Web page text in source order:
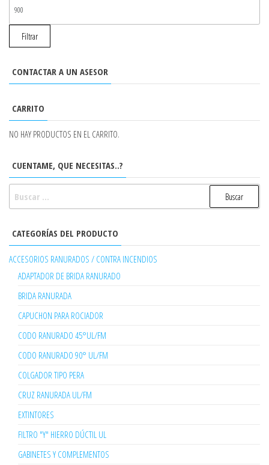
Filtrar
CONTACTAR A UN ASESOR
CARRITO
NO HAY PRODUCTOS EN EL CARRITO.
CUENTAME, QUE NECESITAS..?
CATEGORÍAS DEL PRODUCTO
ACCESORIOS RANURADOS / CONTRA INCENDIOS
ADAPTADOR DE BRIDA RANURADO
BRIDA RANURADA
CAPUCHON PARA ROCIADOR
CODO RANURADO 45°UL/FM
CODO RANURADO 90° UL/FM
COLGADOR TIPO PERA
CRUZ RANURADA UL/FM
EXTINTORES
FILTRO "Y" HIERRO DÚCTIL UL
GABINETES Y COMPLEMENTOS